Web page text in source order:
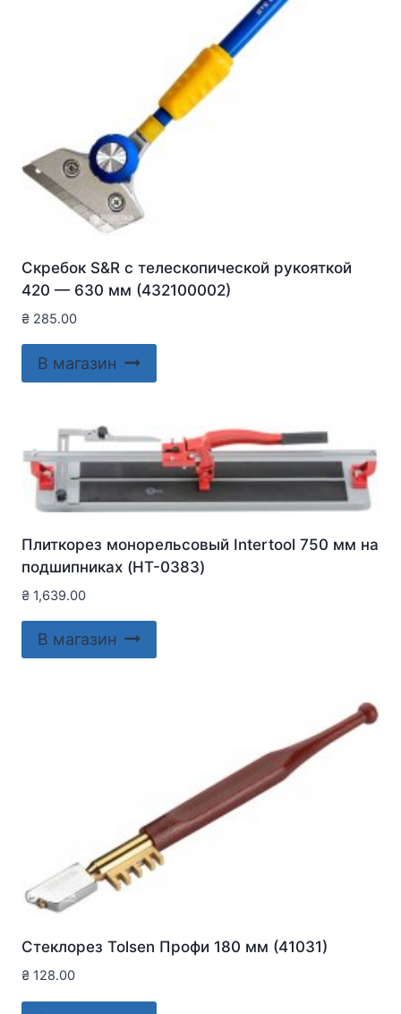
Скребок S&R с телескопической рукояткой
420 — 630 мм (432100002)
₴ 285.00
В магазин
Плиткорез монорельсовый Intertool 750 мм на
подшипниках (HT-0383)
₴ 1,639.00
В магазин
Стеклорез Tolsen Профи 180 мм (41031)
₴ 128.00